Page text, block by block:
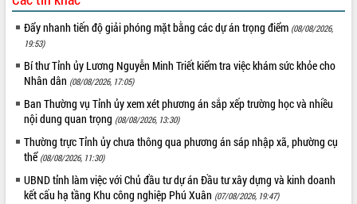
Đẩy nhanh tiến độ giải phóng mặt bằng các dự án trọng điểm (08/08/2026,
19:53)
Bí thư Tỉnh ủy Lương Nguyễn Minh Triết kiểm tra việc khám sức khỏe cho
Nhân dân (08/08/2026, 17:05)
Ban Thường vụ Tỉnh ủy xem xét phương án sắp xếp trường học và nhiều
nội dung quan trọng (08/08/2026, 13:30)
Thường trực Tỉnh ủy chưa thông qua phương án sáp nhập xã, phường cụ
thể (08/08/2026, 11:30)
UBND tỉnh làm việc với Chủ đầu tư dự án Đầu tư xây dựng và kinh doanh
kết cấu hạ tầng Khu công nghiệp Phú Xuân (07/08/2026, 19:47)